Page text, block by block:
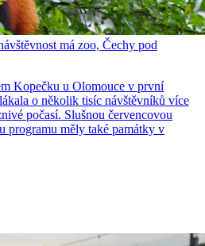
má zoo, Čechy pod
Kopečku u Olomouce v první
o několik tisíc návštěvníků více
počasí. Slušnou červencovou
programu měly také památky v